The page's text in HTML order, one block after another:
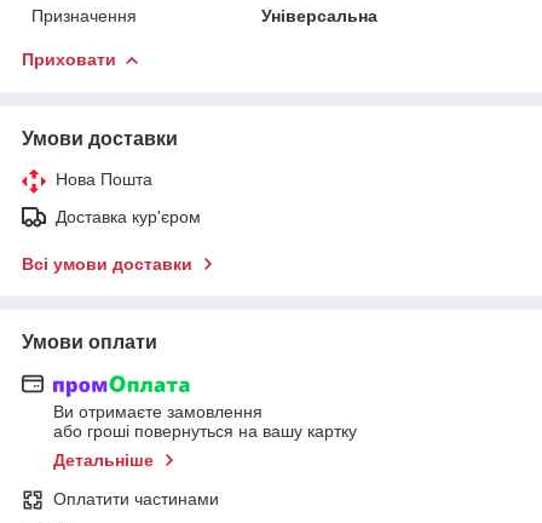
Призначення
Універсальна
Приховати
Умови доставки
Нова Пошта
Доставка кур'єром
Всі умови доставки
Умови оплати
Ви отримаєте замовлення
або гроші повернуться на вашу картку
Детальніше
Оплатити частинами